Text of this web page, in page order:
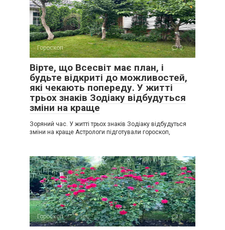
Гороскоп 0
Вірте, що Всесвіт має план, і
будьте відкриті до можливостей,
які чекають попереду. У житті
трьох знаків Зодіаку відбудуться
зміни на краще
Зоряний час. У житті трьох знаків Зодіаку відбудуться
зміни на краще Астрологи підготували гороскоп,
Гороскоп 0